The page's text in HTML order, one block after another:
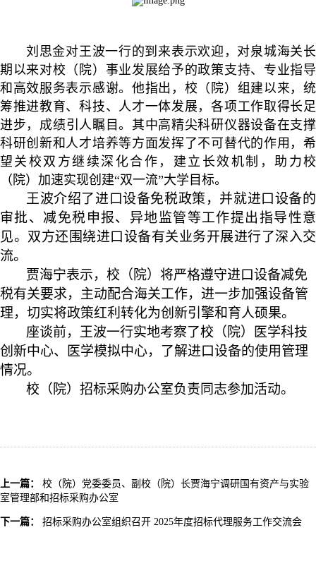
刘思金对王波一行的到来表示欢迎， 对泉城海关长
期以来对校（院）事业发展给予的政策支持、专业指导
和高效服务表示感谢。 他指出，校（院）组建以来，统
筹推进教育、科技、人才一体发展，各项工作取得长足
进步 ，成绩引人瞩目。其中高精尖科研仪器设备在支撑
科研创新和人才培养等方面发挥了不可替代的作用，希
望关校 双方继续深化合作，建立长效机制，助力校
（院）加速实现创建“双一流”大学 目标。
王波介绍了进口设备免税政策， 并就进口设备的
审批、减免税申报、异地监管等工作提出指导性意
见。 双方还围绕进口设备有关业务开展进行了深入交
流。
贾海宁表示，校（院）将严格遵守进口设备减免
税有关要求，主动配合海关工作，进一步加强设备管
理，切实将政策红利转化为创新引擎和育人硕果。
座谈前，王波一行实地考察了校（院）
医学科技
创新中心、医学模拟中心，了解进口设备的使用管理
情况。
校（院） 招标采购办公室负责同志参加活动。
上一篇：
校（院）党委委员、副校（院）长贾海宁调研国有资产与实验
室管理部和招标采购办公室
下一篇： 招标采购办公室组织召开 2025年度招标代理服务工作交流会